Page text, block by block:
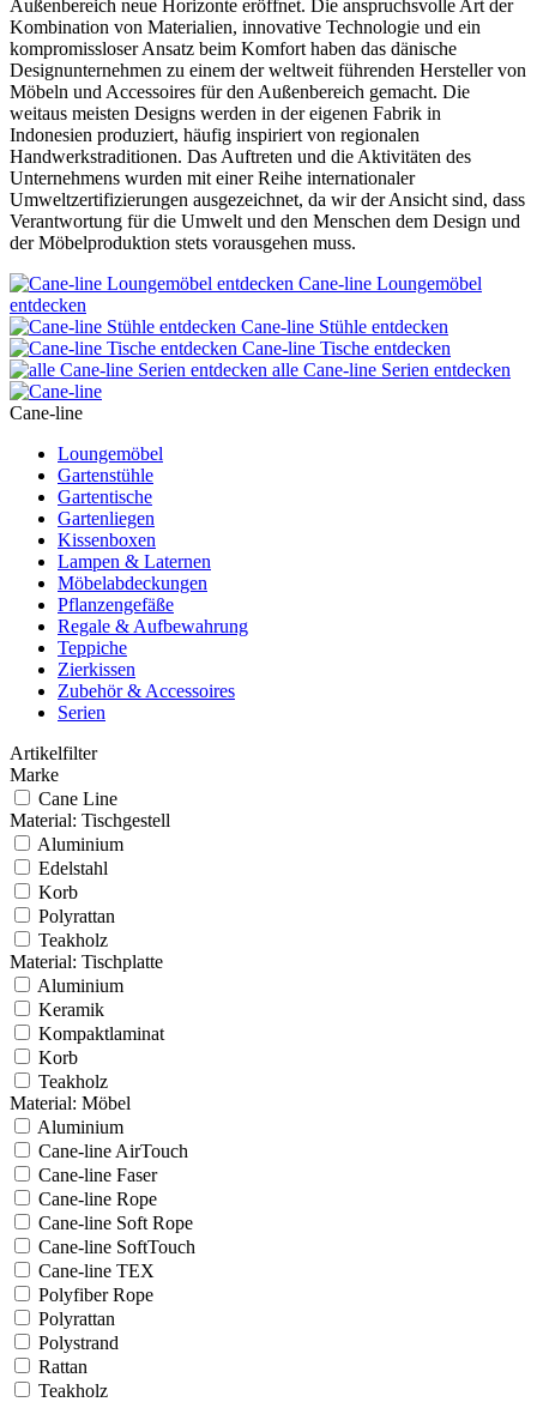
Außenbereich neue Horizonte eröffnet. Die anspruchsvolle Art der
Kombination von Materialien, innovative Technologie und ein
kompromissloser Ansatz beim Komfort haben das dänische
Designunternehmen zu einem der weltweit führenden Hersteller von
Möbeln und Accessoires für den Außenbereich gemacht. Die
weitaus meisten Designs werden in der eigenen Fabrik in
Indonesien produziert, häufig inspiriert von regionalen
Handwerkstraditionen. Das Auftreten und die Aktivitäten des
Unternehmens wurden mit einer Reihe internationaler
Umweltzertifizierungen ausgezeichnet, da wir der Ansicht sind, dass
Verantwortung für die Umwelt und den Menschen dem Design und
der Möbelproduktion stets vorausgehen muss.
Cane-line Loungemöbel
entdecken
Cane-line Stühle entdecken
Cane-line Tische entdecken
alle Cane-line Serien entdecken
Cane-line
Loungemöbel
Gartenstühle
Gartentische
Gartenliegen
Kissenboxen
Lampen & Laternen
Möbelabdeckungen
Pflanzengefäße
Regale & Aufbewahrung
Teppiche
Zierkissen
Zubehör & Accessoires
Serien
Artikelfilter
Marke
Cane Line
Material: Tischgestell
Aluminium
Edelstahl
Korb
Polyrattan
Teakholz
Material: Tischplatte
Aluminium
Keramik
Kompaktlaminat
Korb
Teakholz
Material: Möbel
Aluminium
Cane-line AirTouch
Cane-line Faser
Cane-line Rope
Cane-line Soft Rope
Cane-line SoftTouch
Cane-line TEX
Polyfiber Rope
Polyrattan
Polystrand
Rattan
Teakholz